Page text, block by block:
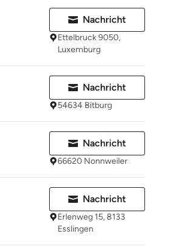
Nachricht
Ettelbruck 9050,
Luxemburg
Nachricht
54634 Bitburg
Nachricht
66620 Nonnweiler
Nachricht
Erlenweg 15, 8133
Esslingen